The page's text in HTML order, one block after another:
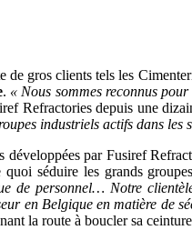
gros clients tels les
. « Nous sommes reconnus
Refractories depuis une
industriels actifs dans
développées par Fusiref
séduire les grands
de personnel… Notre
en Belgique en matière de
la route à boucler sa